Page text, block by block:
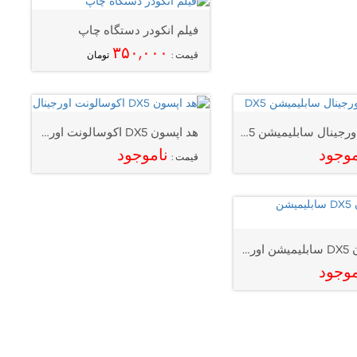
فیلم انکودر دستگاه چاپ
قیمت : ۳۵۰,۰۰۰ تومان
منیفولد اورجینال سابلیمیشن DX5 هد اپسون DX5 اکوسالونت اورجینال
قیمت : ناموجود
هد اپسون DX5 سابلیمیشن اورجینال